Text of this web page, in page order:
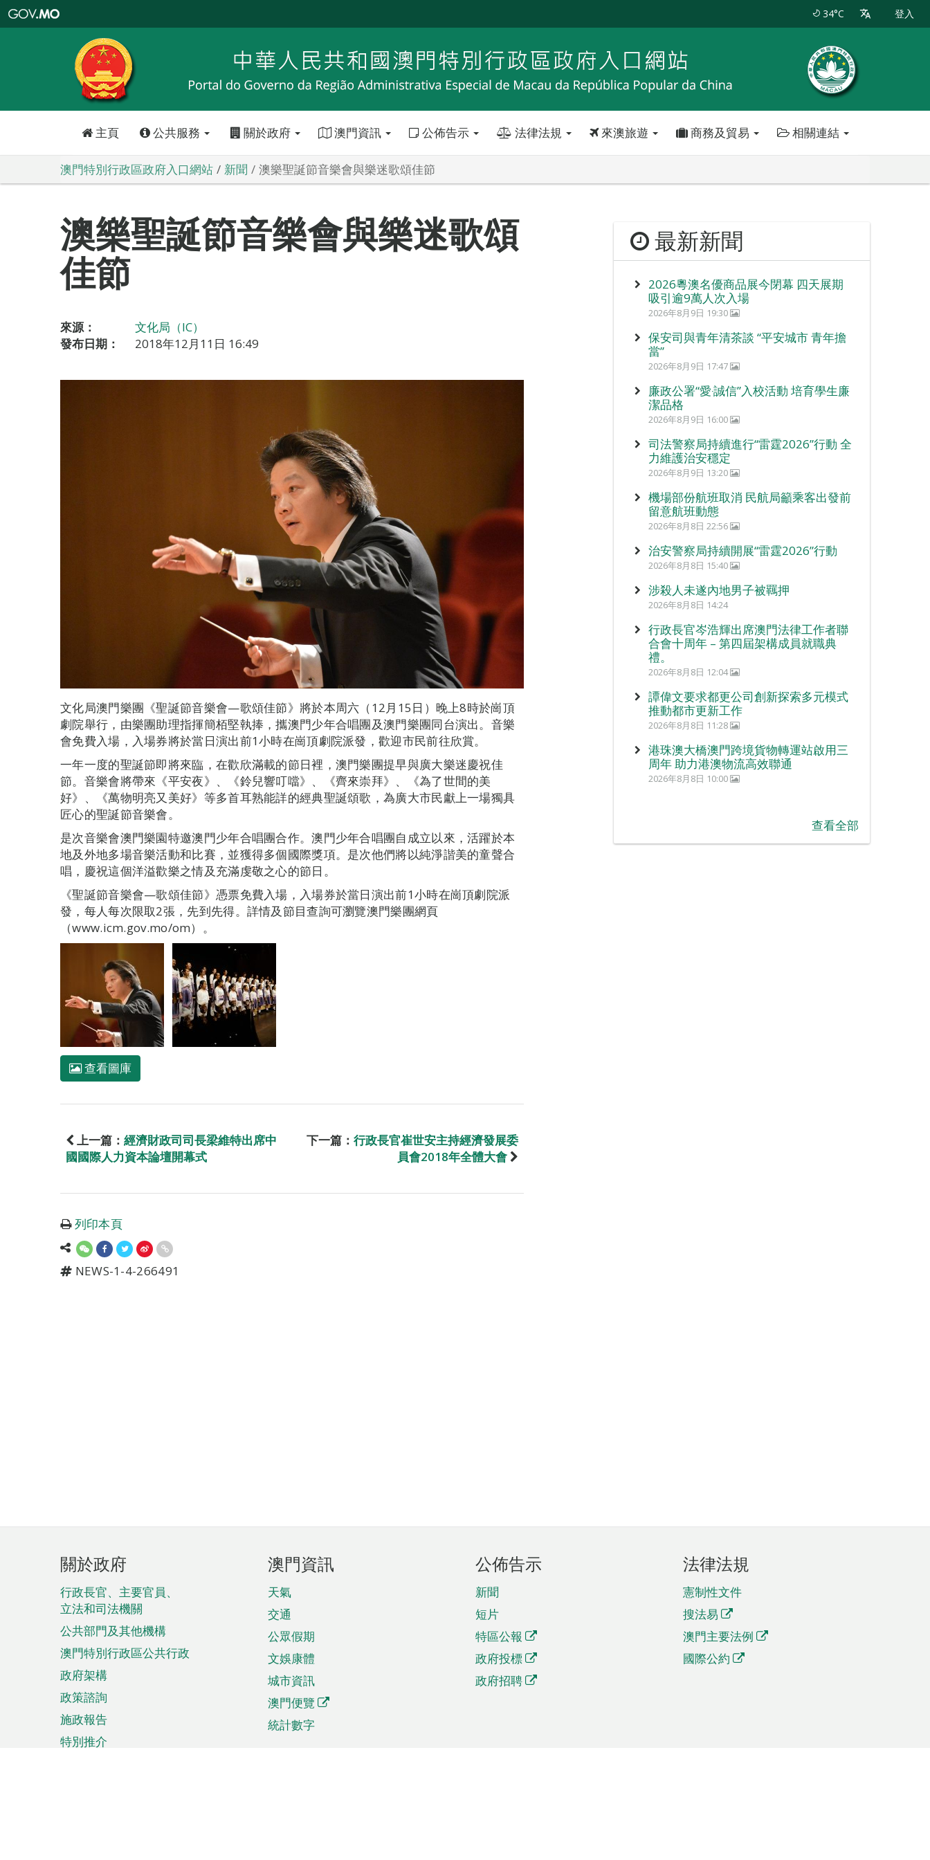
特
政
區
政
口
34°C 登入
主頁 公共服務 關於政府 澳門資訊 公佈告示 法律法規 來澳旅遊 商務及貿易 相關連結
澳門特別行政區政府入口網站 新聞 澳樂聖誕節音樂會與樂迷歌頌佳節
澳樂聖誕節音樂會與樂迷歌頌
佳節
來源：
文化局（IC）
發布日期：
2018年12月11日 16:49
文化局澳門樂團《聖誕節音樂會—歌頌佳節》將於本周六（12月15日）晚上8時於崗頂
劇院舉行，由樂團助理指揮簡栢堅執捧，攜澳門少年合唱團及澳門樂團同台演出。音樂
會免費入場，入場券將於當日演出前1小時在崗頂劇院派發，歡迎市民前往欣賞。
一年一度的聖誕節即將來臨，在歡欣滿載的節日裡，澳門樂團提早與廣大樂迷慶祝佳
節。音樂會將帶來《平安夜》、《鈴兒響叮噹》、《齊來崇拜》、《為了世間的美
好》、《萬物明亮又美好》等多首耳熟能詳的經典聖誕頌歌，為廣大市民獻上一場獨具
匠心的聖誕節音樂會。
是次音樂會澳門樂園特邀澳門少年合唱團合作。澳門少年合唱團自成立以來，活躍於本
地及外地多場音樂活動和比賽，並獲得多個國際獎項。是次他們將以純淨諧美的童聲合
唱，慶祝這個洋溢歡樂之情及充滿虔敬之心的節日。
《聖誕節音樂會—歌頌佳節》憑票免費入場，入場券於當日演出前1小時在崗頂劇院派
發，每人每次限取2張，先到先得。詳情及節目查詢可瀏覽澳門樂團網頁
（www.icm.gov.mo/om）。
查看圖庫
上一篇： 經濟財政司司長梁維特出席中
國國際人力資本論壇開幕式
下一篇： 行政長官崔世安主持經濟發展委
員會2018年全體大會
列印本頁
NEWS-1-4-266491
最新新聞
2026粵澳名優商品展今閉幕 四天展期
吸引逾9萬人次入場
2026年8月9日 19:30
保安司與青年清茶談 “平安城市 青年擔
當”
2026年8月9日 17:47
廉政公署“愛‧誠信”入校活動 培育學生廉
潔品格
2026年8月9日 16:00
司法警察局持續進行“雷霆2026”行動 全
力維護治安穩定
2026年8月9日 13:20
機場部份航班取消 民航局籲乘客出發前
留意航班動態
2026年8月8日 22:56
治安警察局持續開展“雷霆2026”行動
2026年8月8日 15:40
涉殺人未遂內地男子被羈押
2026年8月8日 14:24
行政長官岑浩輝出席澳門法律工作者聯
合會十周年 – 第四屆架構成員就職典
禮。
2026年8月8日 12:04
譚偉文要求都更公司創新探索多元模式
推動都市更新工作
2026年8月8日 11:28
港珠澳大橋澳門跨境貨物轉運站啟用三
周年 助力港澳物流高效聯通
2026年8月8日 10:00
查看全部
頁
腳
菜
單
關於政府
行政長官、主要官員、
立法和司法機關
公共部門及其他機構
澳門特別行政區公共行政
政府架構
政策諮詢
施政報告
特別推介
澳門資訊
天氣
交通
公眾假期
文娛康體
城市資訊
澳門便覽
統計數字
公佈告示
新聞
短片
特區公報
政府投標
政府招聘
法律法規
憲制性文件
搜法易
澳門主要法例
國際公約